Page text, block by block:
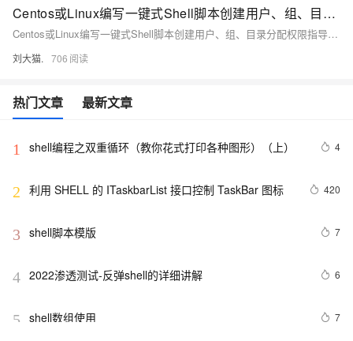
Centos或Linux编写一键式Shell脚本创建用户、组、目录分配权限指导手册
Centos或Linux编写一键式Shell脚本创建用户、组、目录分配权限指导手册
刘大猫. 706
热门文章 最新文章
1 shell编程之双重循环（教你花式打印各种图形）（上） 4
2 利用 SHELL 的 ITaskbarList 接口控制 TaskBar 图标 420
3 shell脚本模版 7
4 2022渗透测试-反弹shell的详细讲解 6
5 shell数组使用 7